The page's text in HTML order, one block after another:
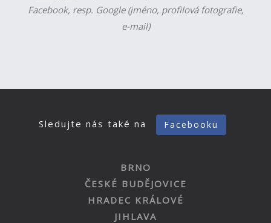
Facebook, resp. Google (jméno, profilová fotografie,
e-mail)
Sledujte nás také na Facebooku
BRNO
ČESKÉ BUDĚJOVICE
HRADEC KRÁLOVÉ
JIHLAVA